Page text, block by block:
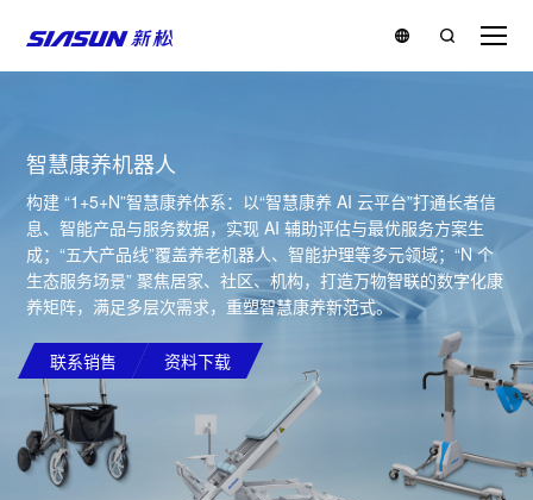
智慧康养机器人
构建 “1+5+N”智慧康养体系：以“智慧康养 AI 云平台”打通长者信
息、智能产品与服务数据，实现 AI 辅助评估与最优服务方案生
成；“五大产品线”覆盖养老机器人、智能护理等多元领域；“N 个
生态服务场景” 聚焦居家、社区、机构，打造万物智联的数字化康
养矩阵，满足多层次需求，重塑智慧康养新范式。
联系销售 资料下载